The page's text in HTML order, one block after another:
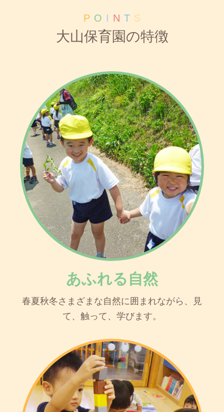
P O I N T S
大山保育園の特徴
あふれる自然
春夏秋冬さまざまな自然に囲まれながら、見
て、触って、学びます。